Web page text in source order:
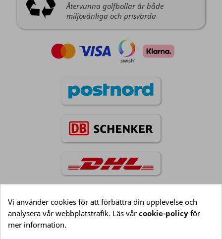
Återvunna golfbollar är både
miljövänliga och prisvärda
Information
Vi använder cookies för att förbättra din upplevelse och
analysera vår webbplatstrafik. Läs vår cookie-policy för
mer information.